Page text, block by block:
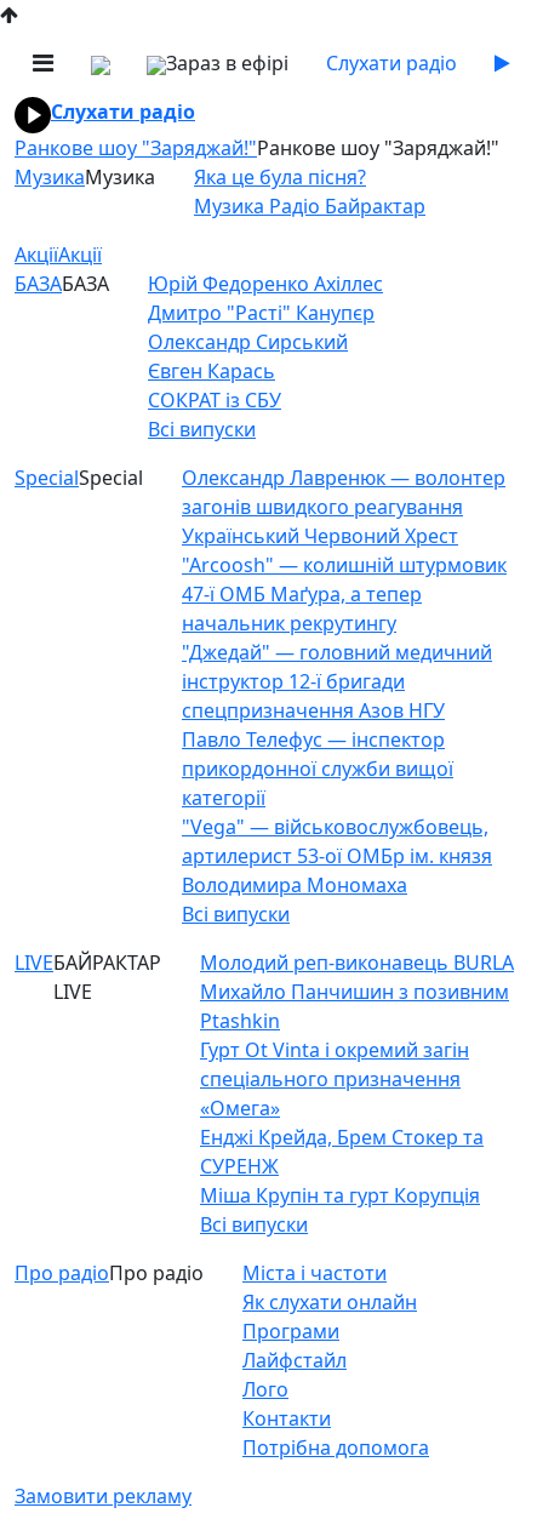
Зараз в ефірі
Слухати радіо
Слухати радіо
Ранкове шоу "Заряджай!"Ранкове шоу "Заряджай!"
МузикаМузика
Яка це була пісня?
Музика Радіо Байрактар
АкціїАкції
БАЗАБАЗА
Юрій Федоренко Ахіллес
Дмитро "Расті" Канупєр
Олександр Сирський
Євген Карась
СОКРАТ із СБУ
Всі випуски
SpecialSpecial
Олександр Лавренюк — волонтер
загонів швидкого реагування
Український Червоний Хрест
"Arcoosh" — колишній штурмовик
47-ї ОМБ Маґура, а тепер
начальник рекрутингу
"Джедай" — головний медичний
інструктор 12-ї бригади
спецпризначення Азов НГУ
Павло Телефус — інспектор
прикордонної служби вищої
категорії
"Vega" — військовослужбовець,
артилерист 53-ої ОМБр ім. князя
Володимира Мономаха
Всі випуски
LIVEБАЙРАКТАР
LIVE
Молодий реп-виконавець BURLA
Михайло Панчишин з позивним
Ptashkin
Гурт Ot Vinta і окремий загін
спеціального призначення
«Омега»
Енджі Крейда, Брем Стокер та
СУРЕНЖ
Міша Крупін та гурт Корупція
Всі випуски
Про радіоПро радіо
Міста і частоти
Як слухати онлайн
Програми
Лайфстайл
Лого
Контакти
Потрібна допомога
Замовити рекламу